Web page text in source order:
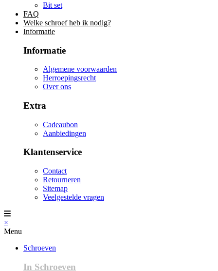
Bit set
FAQ
Welke schroef heb ik nodig?
Informatie
Informatie
Algemene voorwaarden
Herroepingsrecht
Over ons
Extra
Cadeaubon
Aanbiedingen
Klantenservice
Contact
Retourneren
Sitemap
Veelgestelde vragen
×
Menu
Schroeven
In Schroeven